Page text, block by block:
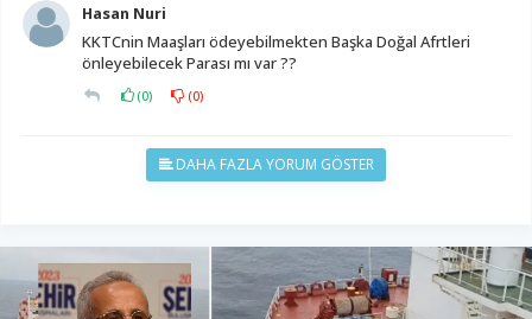
Hasan Nuri
KKTCnin Maaşları ödeyebilmekten Başka Doğal Afrtleri
önleyebilecek Parası mı var ??
(0) (0)
DAHA FAZLA YORUM GÖSTER